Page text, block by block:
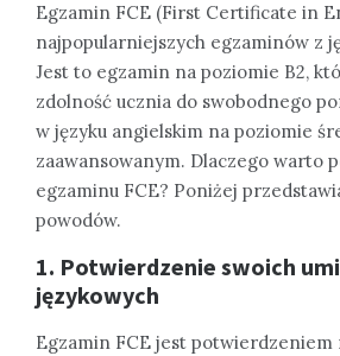
Egzamin FCE (First Certificate in
najpopularniejszych egzaminów z
Jest to egzamin na poziomie B2,
zdolność ucznia do swobodnego
w języku angielskim na poziomie
zaawansowanym. Dlaczego warto
egzaminu FCE? Poniżej
powodów.
1. Potwierdzenie swoich
językowych
Egzamin FCE jest potwierdzeniem